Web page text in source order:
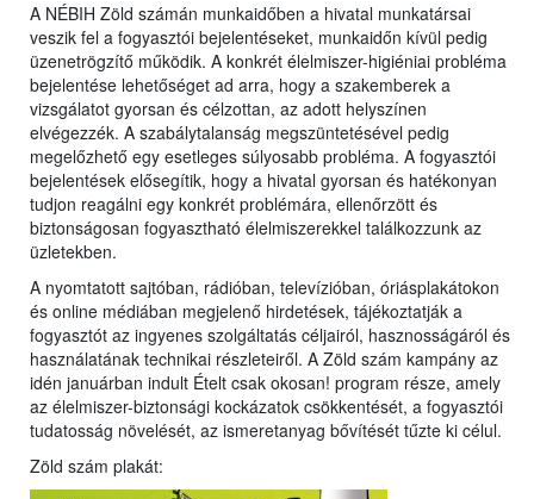
A NÉBIH Zöld számán munkaidőben a hivatal munkatársai
veszik fel a fogyasztói bejelentéseket, munkaidőn kívül pedig
üzenetrögzítő működik. A konkrét élelmiszer-higiéniai probléma
bejelentése lehetőséget ad arra, hogy a szakemberek a
vizsgálatot gyorsan és célzottan, az adott helyszínen
elvégezzék. A szabálytalanság megszüntetésével pedig
megelőzhető egy esetleges súlyosabb probléma. A fogyasztói
bejelentések elősegítik, hogy a hivatal gyorsan és hatékonyan
tudjon reagálni egy konkrét problémára, ellenőrzött és
biztonságosan fogyasztható élelmiszerekkel találkozzunk az
üzletekben.
A nyomtatott sajtóban, rádióban, televízióban, óriásplakátokon
és online médiában megjelenő hirdetések, tájékoztatják a
fogyasztót az ingyenes szolgáltatás céljairól, hasznosságáról és
használatának technikai részleteiről. A Zöld szám kampány az
idén januárban indult Ételt csak okosan! program része, amely
az élelmiszer-biztonsági kockázatok csökkentését, a fogyasztói
tudatosság növelését, az ismeretanyag bővítését tűzte ki célul.
Zöld szám plakát: